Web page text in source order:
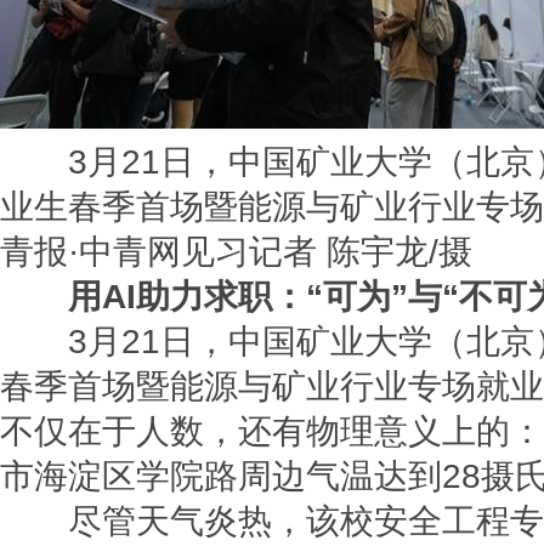
3月21日，中国矿业大学（北京
业生春季首场暨能源与矿业行业专
青报·中青网见习记者 陈宇龙/摄
用AI助力求职：“可为”与“不可
3月21日，中国矿业大学（北京
春季首场暨能源与矿业行业专场就
不仅在于人数，还有物理意义上的
市海淀区学院路周边气温达到28摄
尽管天气炎热，该校安全工程专